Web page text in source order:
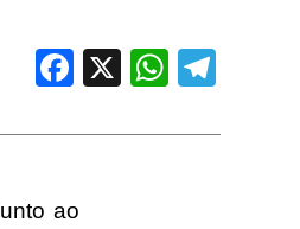
Facebook WhatsApp
ao